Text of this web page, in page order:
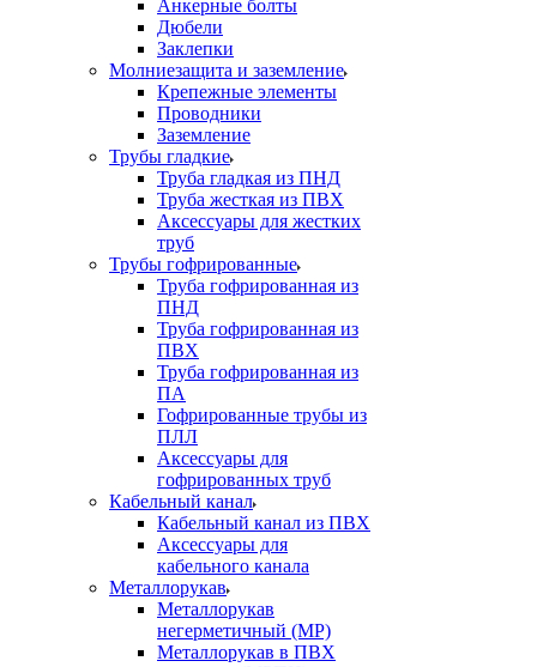
Анкерные болты
Дюбели
Заклепки
Молниезащита и заземление
Крепежные элементы
Проводники
Заземление
Трубы гладкие
Труба гладкая из ПНД
Труба жесткая из ПВХ
Аксессуары для жестких
труб
Трубы гофрированные
Труба гофрированная из
ПНД
Труба гофрированная из
ПВХ
Труба гофрированная из
ПА
Гофрированные трубы из
ПЛЛ
Аксессуары для
гофрированных труб
Кабельный канал
Кабельный канал из ПВХ
Аксессуары для
кабельного канала
Металлорукав
Металлорукав
негерметичный (МР)
Металлорукав в ПВХ